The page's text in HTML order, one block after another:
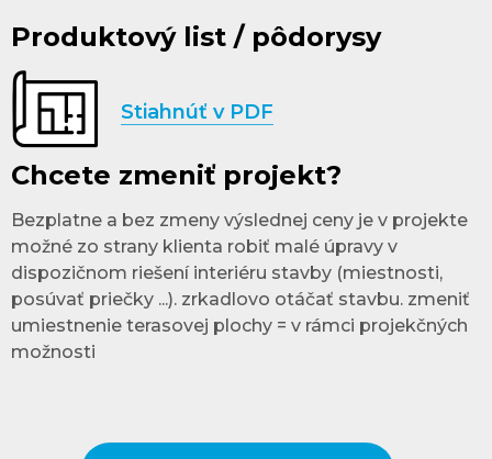
Produktový list / pôdorysy
Stiahnúť v PDF
Chcete zmeniť projekt?
Bezplatne a bez zmeny výslednej ceny je v projekte
možné zo strany klienta robiť malé úpravy v
dispozičnom riešení interiéru stavby (miestnosti,
posúvať priečky ...). zrkadlovo otáčať stavbu. zmeniť
umiestnenie terasovej plochy = v rámci projekčných
možnosti